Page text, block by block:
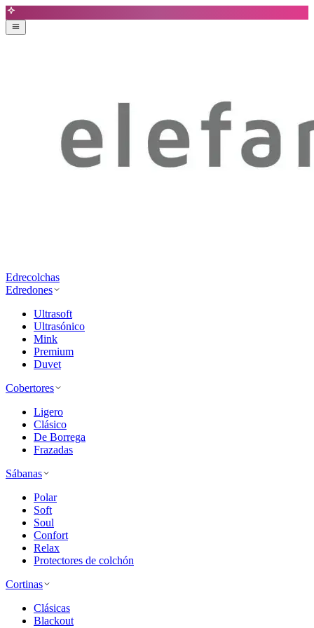
Edrecolchas
Edredones
Ultrasoft
Ultrasónico
Mink
Premium
Duvet
Cobertores
Ligero
Clásico
De Borrega
Frazadas
Sábanas
Polar
Soft
Soul
Confort
Relax
Protectores de colchón
Cortinas
Clásicas
Blackout